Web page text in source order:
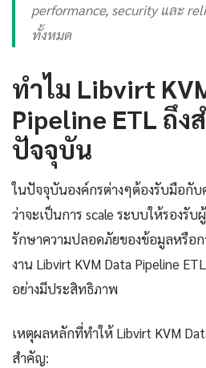
performance, security และ
ทั้งหมด
ทำไม Libvirt
Pipeline ETL ถึ
ปัจจุบัน
ในปัจจุบันองค์กรต่างๆต้องรับมือกั
ว่าจะเป็นการ scale ระบบให้รองรับ
รักษาความปลอดภัยของข้อมูลหรือ
งาน Libvirt KVM Data Pipeline
อย่างมีประสิทธิภาพ
เหตุผลหลักที่ทำให้ Libvirt KVM
สำคัญ: